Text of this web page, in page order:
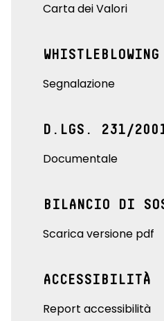
Carta dei Valori
WHISTLEBLOWING
Segnalazione
D.LGS. 231/
Documentale
BILANCIO DI
Scarica versione pdf
ACCESSIBILITÀ
Report accessibilità